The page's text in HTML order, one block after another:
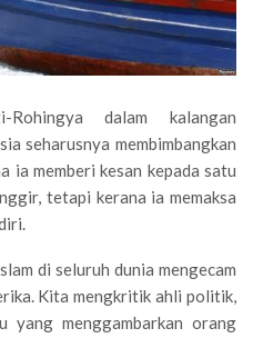
Rohingya dalam kalangan
seharusnya membimbangkan
ia memberi kesan kepada satu
tetapi kerana ia memaksa
di seluruh dunia mengecam
Kita mengkritik ahli politik,
yang menggambarkan orang